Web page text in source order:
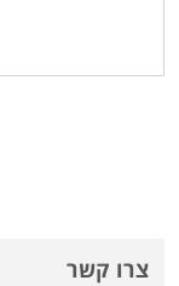
צרו קשר